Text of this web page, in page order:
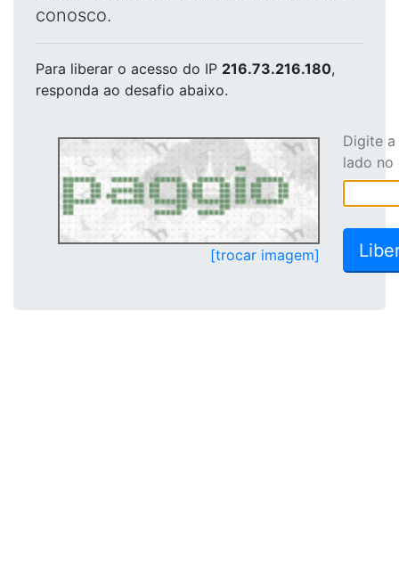
conosco.
Para liberar o acesso do IP 216.73.216.180,
responda ao desafio abaixo.
[trocar imagem]
Digite
lado no